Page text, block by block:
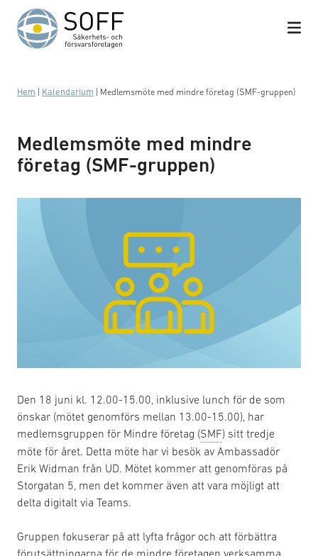
Hoppa till innehåll
Hem Kalendarium Medlemsmöte med mindre företag (SMF-gruppen)
Medlemsmöte med mindre
företag (SMF-gruppen)
Den 18 juni kl. 12.00-15.00, inklusive lunch för de som
önskar (mötet genomförs mellan 13.00-15.00), har
medlemsgruppen för Mindre företag (SMF) sitt tredje
möte för året. Detta möte har vi besök av Ambassadör
Erik Widman från UD. Mötet kommer att genomföras på
Storgatan 5, men det kommer även att vara möjligt att
delta digitalt via Teams.
Gruppen fokuserar på att lyfta frågor och att förbättra
förutsättningarna för de mindre företagen verksamma